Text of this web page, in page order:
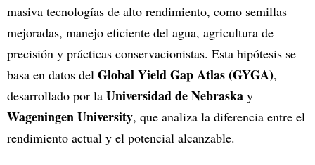
masiva tecnologías de alto rendimiento, como semillas
mejoradas, manejo eficiente del agua, agricultura de
precisión y prácticas conservacionistas. Esta hipótesis se
basa en datos del Global Yield Gap Atlas (GYGA),
desarrollado por la Universidad de Nebraska y
Wageningen University, que analiza la diferencia entre el
rendimiento actual y el potencial alcanzable.